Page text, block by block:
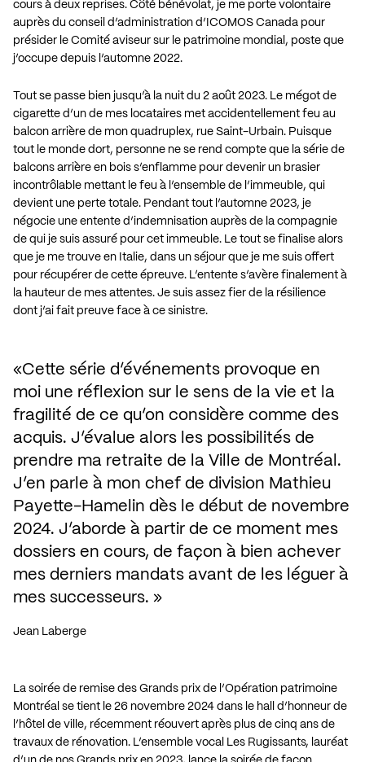
cours à deux reprises. Côté bénévolat, je me porte volontaire
auprès du conseil d’administration d’ICOMOS Canada pour
présider le Comité aviseur sur le patrimoine mondial, poste que
j’occupe depuis l’automne 2022.
Tout se passe bien jusqu’à la nuit du 2 août 2023. Le mégot de
cigarette d’un de mes locataires met accidentellement feu au
balcon arrière de mon quadruplex, rue Saint-Urbain. Puisque
tout le monde dort, personne ne se rend compte que la série de
balcons arrière en bois s’enflamme pour devenir un brasier
incontrôlable mettant le feu à l’ensemble de l’immeuble, qui
devient une perte totale. Pendant tout l’automne 2023, je
négocie une entente d’indemnisation auprès de la compagnie
de qui je suis assuré pour cet immeuble. Le tout se finalise alors
que je me trouve en Italie, dans un séjour que je me suis offert
pour récupérer de cette épreuve. L’entente s’avère finalement à
la hauteur de mes attentes. Je suis assez fier de la résilience
dont j’ai fait preuve face à ce sinistre.
Cette série d’événements provoque en
moi une réflexion sur le sens de la vie et la
fragilité de ce qu’on considère comme des
acquis. J’évalue alors les possibilités de
prendre ma retraite de la Ville de Montréal.
J’en parle à mon chef de division Mathieu
Payette-Hamelin dès le début de novembre
2024. J’aborde à partir de ce moment mes
dossiers en cours, de façon à bien achever
mes derniers mandats avant de les léguer à
mes successeurs.
Jean Laberge
La soirée de remise des Grands prix de l’Opération patrimoine
Montréal se tient le 26 novembre 2024 dans le hall d’honneur de
l’hôtel de ville, récemment réouvert après plus de cinq ans de
travaux de rénovation. L’ensemble vocal Les Rugissants, lauréat